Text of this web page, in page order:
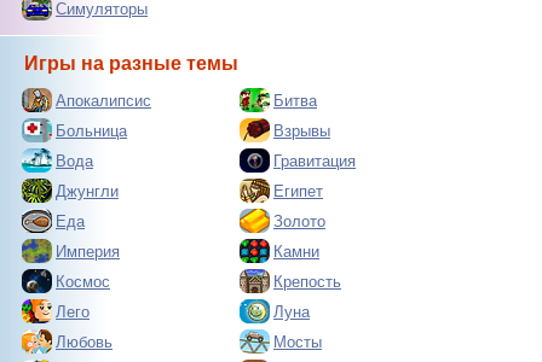
Симуляторы
Игры на разные темы
Апокалипсис
Битва
Больница
Взрывы
Вода
Гравитация
Джунгли
Египет
Еда
Золото
Империя
Камни
Космос
Крепость
Лего
Луна
Любовь
Мосты